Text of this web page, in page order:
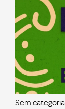
Sem categoria